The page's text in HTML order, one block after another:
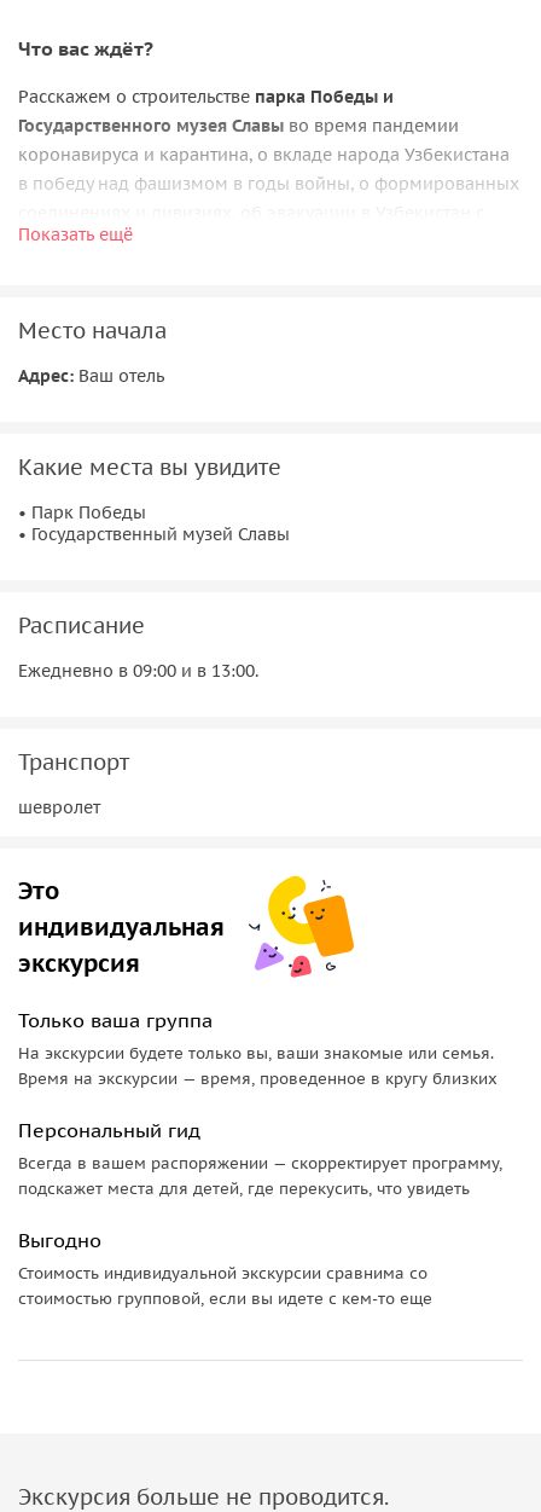
Что вас ждёт?
Расскажем о строительстве парка Победы и
Государственного музея Славы во время пандемии
коронавируса и карантина, о вкладе народа Узбекистана
в победу над фашизмом в годы войны, о формированных
прифронтовой зоны людей и предприятий, о подвигах
победу над фашизмом.
К 1941 году население Узбекистана составляло 6,5
стал героем Советского Союза. Узбекистан в годы войны
авиамоторов 17 980 единиц, Бронепоездов БП-43 — 5
штук.
Показать ещё
Место начала
Адрес: Ваш отель
Какие места вы увидите
• Парк Победы
• Государственный музей Славы
Расписание
Ежедневно в 09:00 и в 13:00.
Транспорт
шевролет
Это
индивидуальная
экскурсия
Только ваша группа
На экскурсии будете только вы, ваши знакомые или семья.
Время на экскурсии — время, проведенное в кругу близких
Персональный гид
Всегда в вашем распоряжении — скорректирует программу,
подскажет места для детей, где перекусить, что увидеть
Выгодно
Стоимость индивидуальной экскурсии сравнима со
стоимостью групповой, если вы идете с кем-то еще
Экскурсия больше не проводится.